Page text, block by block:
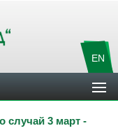
EN
случай 3 март -